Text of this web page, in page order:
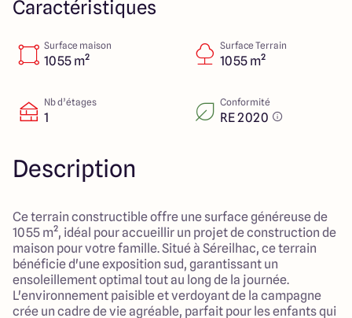
Caractéristiques
Surface maison
1055 m²
Surface Terrain
1055 m²
Nb d’étages
1
Conformité
RE 2020
Description
Ce terrain constructible offre une surface généreuse de
1055 m², idéal pour accueillir un projet de construction de
maison pour votre famille. Situé à Séreilhac, ce terrain
bénéficie d'une exposition sud, garantissant un
ensoleillement optimal tout au long de la journée.
L'environnement paisible et verdoyant de la campagne
crée un cadre de vie agréable, parfait pour les enfants qui